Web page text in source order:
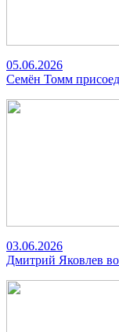
05.06.2026
Семён Томм
03.06.2026
Дмитрий Яковлев